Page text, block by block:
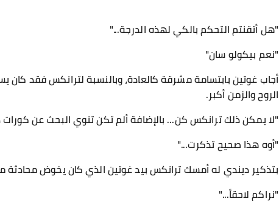
"هل أتقنتم التحكم بالكي لهذه الدرجة..."
"نعم بيكولو سان"
أجاب غوتين بابتسامة مشرقة كالعادة، وبالنسبة لترانكس فقد
الروح والزمن أكبر.
"لا يمكن ذلك ترانكس كن... بالإضافة ألم تكن تنوي البحث عن
"أوه هذا صحيح تذكرت..."
بتذكير ديندي له أمسك ترانكس بيد غوتين الذي كان يخوض محادثة
"نراكم لاحقاً..."